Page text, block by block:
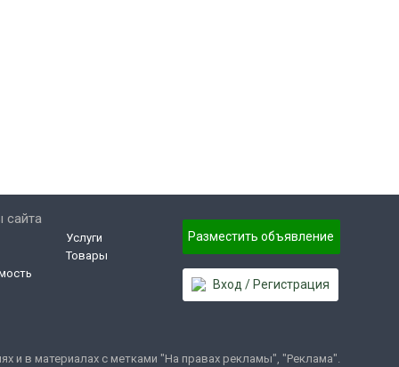
сайта
Услуги
Товары
Разместить объявление
Вход / Регистрация
и в материалах с метками "На правах рекламы", "Реклама".